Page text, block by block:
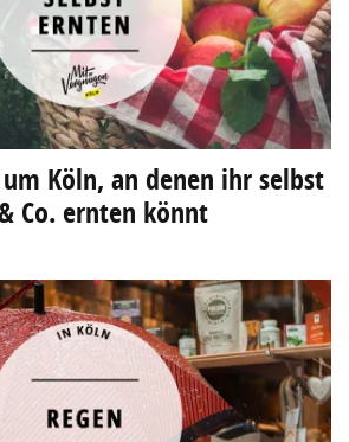
Köln, an denen ihr selbst
Co. ernten könnt